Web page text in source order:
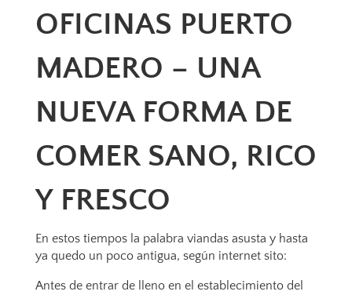
OFICINAS PUERTO
MADERO – UNA
NUEVA FORMA DE
COMER SANO, RICO
Y FRESCO
En estos tiempos la palabra viandas asusta y hasta
ya quedo un poco antigua, según internet sito:
Antes de entrar de lleno en el establecimiento del